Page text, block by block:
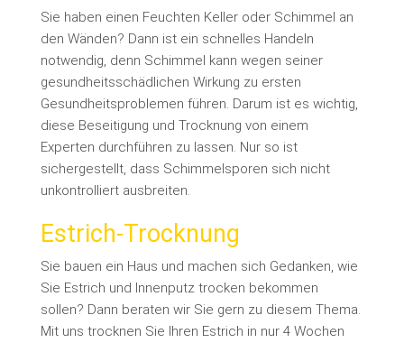
Sie haben einen Feuchten Keller oder Schimmel an
den Wänden? Dann ist ein schnelles Handeln
notwendig, denn Schimmel kann wegen seiner
gesundheitsschädlichen Wirkung zu ersten
Gesundheitsproblemen führen. Darum ist es wichtig,
diese Beseitigung und Trocknung von einem
Experten durchführen zu lassen. Nur so ist
sichergestellt, dass Schimmelsporen sich nicht
unkontrolliert ausbreiten.
Estrich-Trocknung
Sie bauen ein Haus und machen sich Gedanken, wie
Sie Estrich und Innenputz trocken bekommen
sollen? Dann beraten wir Sie gern zu diesem Thema.
Mit uns trocknen Sie Ihren Estrich in nur 4 Wochen